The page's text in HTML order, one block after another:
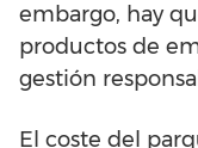
embargo, hay
productos de
gestión
El coste del